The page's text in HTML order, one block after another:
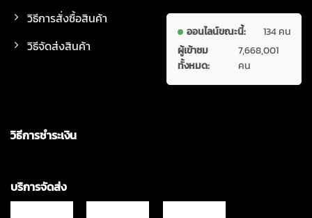
วิธีการสั่งซื้อสินค้า
วิธีจัดส่งสินค้า
ออนไลน์ขณะนี้:
134 คน
ผู้เข้าชม
ทั้งหมด:
7,668,001
คน
วิธีการชำระเงิน
บริการจัดส่ง